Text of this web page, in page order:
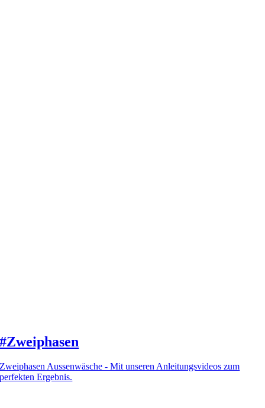
#Zweiphasen
Zweiphasen Aussenwäsche - Mit unseren Anleitungsvideos zum
perfekten Ergebnis.